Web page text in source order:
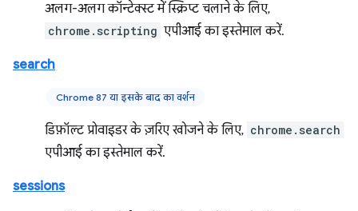
अलग-अलग कॉन्टेक्स्ट में स्क्रिप्ट चलाने के लिए,
chrome.scripting एपीआई का इस्तेमाल करें.
search
Chrome 87 या इसके बाद का वर्शन
डिफ़ॉल्ट प्रोवाइडर के ज़रिए खोजने के लिए, chrome.search
एपीआई का इस्तेमाल करें.
sessions